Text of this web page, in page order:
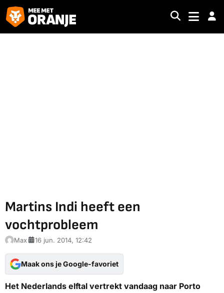
Martins Indi heeft een
vochtprobleem
Max 16 jun. 2014, 12:42
Maak ons je Google-favoriet
Het Nederlands elftal vertrekt vandaag naar Porto